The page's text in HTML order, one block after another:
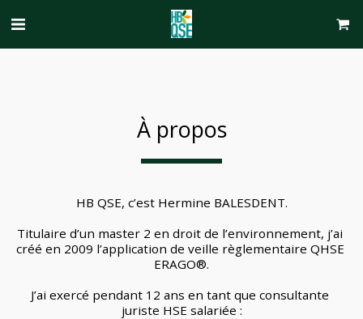
À propos
HB QSE, c’est Hermine BALESDENT.
Titulaire d’un master 2 en droit de l’environnement, j’ai
créé en 2009 l’application de veille règlementaire QHSE
ERAGO®.
J’ai exercé pendant 12 ans en tant que consultante
juriste HSE salariée :